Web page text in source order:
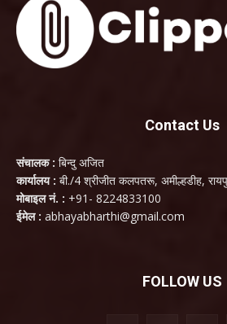
Contact Us
संचालक : बिन्दु अजित
कार्यालय : बी./4 श्रीजीत कलपतरू, अमील्हडीह,
मोबाइल नं. : +91- 8224833100
ईमेल : abhayabharthi@gmail.com
FOLLOW US